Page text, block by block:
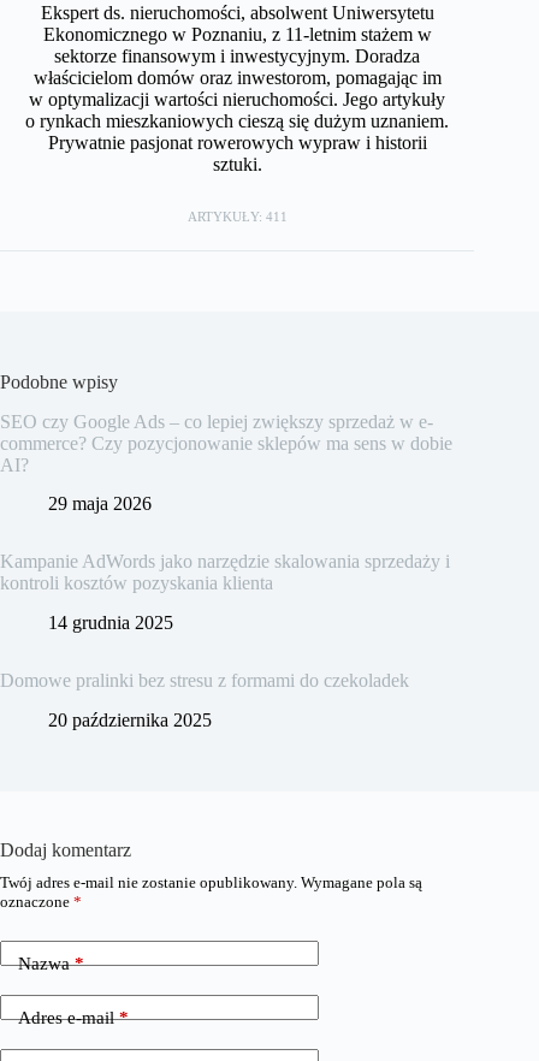
Ekspert ds. nieruchomości, absolwent Uniwersytetu
Ekonomicznego w Poznaniu, z 11-letnim stażem w
sektorze finansowym i inwestycyjnym. Doradza
właścicielom domów oraz inwestorom, pomagając im
w optymalizacji wartości nieruchomości. Jego artykuły
o rynkach mieszkaniowych cieszą się dużym uznaniem.
Prywatnie pasjonat rowerowych wypraw i historii
sztuki.
ARTYKUŁY: 411
Podobne wpisy
SEO czy Google Ads – co lepiej zwiększy sprzedaż w e-
commerce? Czy pozycjonowanie sklepów ma sens w dobie
AI?
29 maja 2026
Kampanie AdWords jako narzędzie skalowania sprzedaży i
kontroli kosztów pozyskania klienta
14 grudnia 2025
Domowe pralinki bez stresu z formami do czekoladek
20 października 2025
Dodaj komentarz
Twój adres e-mail nie zostanie opublikowany. Wymagane pola są
oznaczone *
Nazwa*
Adres e-mail*